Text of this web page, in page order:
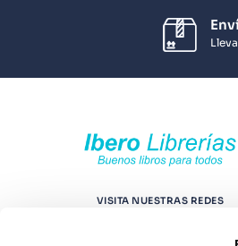
VISITA NUESTRAS REDES